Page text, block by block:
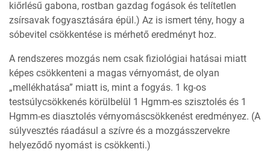
kiőrlésű gabona, rostban gazdag fogások és telítetlen
zsírsavak fogyasztására épül.) Az is ismert tény, hogy a
sóbevitel csökkentése is mérhető eredményt hoz.
A rendszeres mozgás nem csak fiziológiai hatásai miatt
képes csökkenteni a magas vérnyomást, de olyan
„mellékhatása” miatt is, mint a fogyás. 1 kg-os
testsúlycsökkenés körülbelül 1 Hgmm-es szisztolés és 1
Hgmm-es diasztolés vérnyomáscsökkenést eredményez. (A
súlyvesztés ráadásul a szívre és a mozgásszervekre
helyeződő nyomást is csökkenti.)